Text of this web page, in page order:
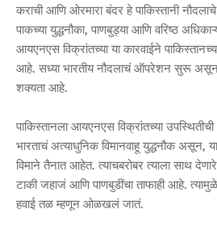
कराची आणि ओरमारा बंदर हे पाकिस्तानी
पाकच्या युद्धनौका, पाणबुड्या आणि वरिष्ठ
आयएनएस विक्रांतच्या या कारवाईने
आहे. सध्या भारतीय नौदलाचं ऑपरेशन सुरू असून,
शक्यता आहे.
पाकिस्तानला आयएनएस विक्रांतच्या
भारताचं अत्याधुनिक विमानवाहू युद्धनौक
विमाने तैनात आहेत. त्याचबरोबर त्याला साथ
टाकी जहाजं आणि पाणबुडींचा ताफाही आहे. त्यामुळे
हवाई तळ म्हणून ओळखलं जातं.